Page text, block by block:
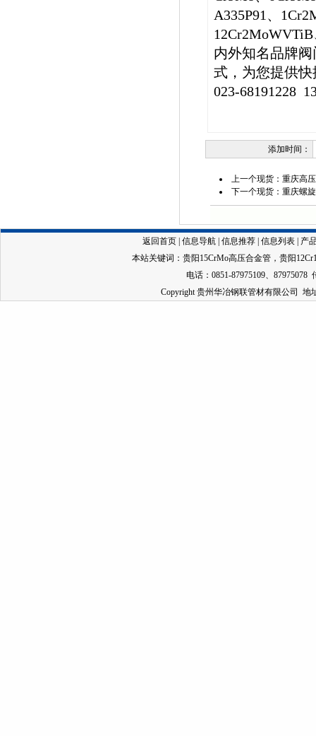
A335P91、
内外知名品牌
式，为您提供
023-68191228
添加时间：
上一个现货： 重庆高
下一个现货： 重庆螺
返回首页 信息导航 信息推荐 信息列表
产
本站关键词： 贵阳15CrMo高压合金管 ， 贵阳
电话：0851-87975109、87975078
Copyright 贵州华冶钢联管材有限公司